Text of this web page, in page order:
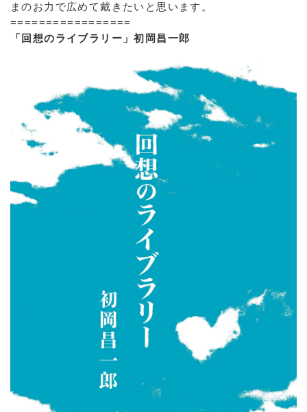
まのお力で広めて戴きたいと思います。
=================
「回想のライブラリー」初岡昌一郎